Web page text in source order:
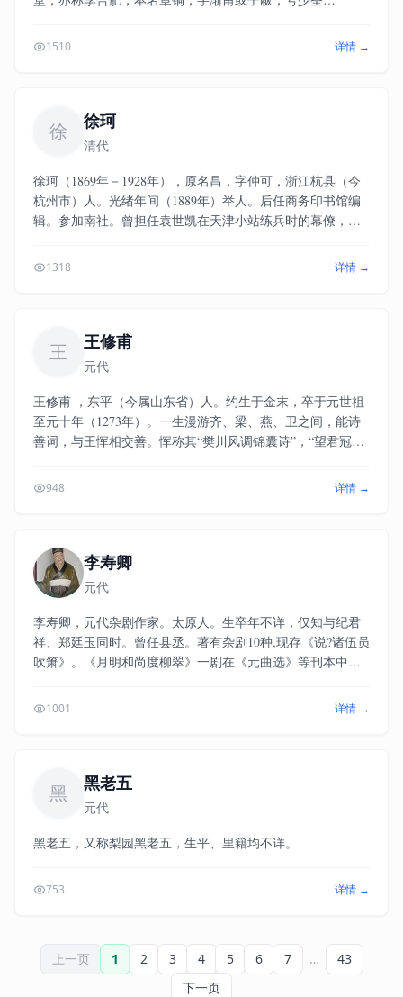
军、北洋水师的创始人和统帅、洋务运动的领袖、晚清重
耐可和世界列强一争长短之人”，慈禧太后视其为“再造玄黄
之人”，著有《李文忠公全集》。与曾国藩、张之洞、左宗棠
并称为“中兴四大名臣”，与俾斯麦、格兰特并称为“十九世纪
世界三大伟人”。
1510 详情 →
徐 徐珂
清代
徐珂（1869年－1928年），原名昌，字仲可，浙江杭县（今
杭州市）人。光绪年间（1889年）举人。后任商务印书馆编
辑。参加南社。曾担任袁世凯在天津小站练兵时的幕僚，不
编辑，1911年，接管《东方杂志》的“杂纂部”。与潘仕成、
1318 详情 →
王 王修甫
元代
王修甫 ，东平（今属山东省）人。约生于金末，卒于元世祖
至元十年（1273年）。一生漫游齐、梁、燕、卫之间，能诗
善词，与王恽相交善。恽称其“樊川风调锦囊诗”，“望君冠盖
还》词，卷十四有《赠王修甫》、卷十六有《挽王修甫》
948 详情 →
李寿卿
元代
李寿卿，元代杂剧作家。太原人。生卒年不详，仅知与纪君
祥、郑廷玉同时。曾任县丞。著有杂剧10种,现存《说?诸伍员
吹箫》。《月明和尚度柳翠》一剧在《元曲选》等刊本中均
妓女柳翠原是观音菩萨净瓶内的杨柳枝，因故堕入凡尘，被
虽为宣传宗教，艺术上却颇有特点。剧中月明是个好吃酒肉
的风魔和尚，柳翠是谈笑风生、吹弹歌舞无不精妙的上厅行
首。他们二人谈禅论道，往往托物比兴，一语双关，带有喜
剧色彩。《伍员吹箫》写春秋时伍子胥为父兄报仇的故事，
敷演伍子胥的戏曲有深远影响。
1001 详情 →
黑 黑老五
元代
黑老五，又称梨园黑老五，生平、里籍均不详。
753 详情 →
上一页 1 2 3 4 5 6 7 …
43
下一页